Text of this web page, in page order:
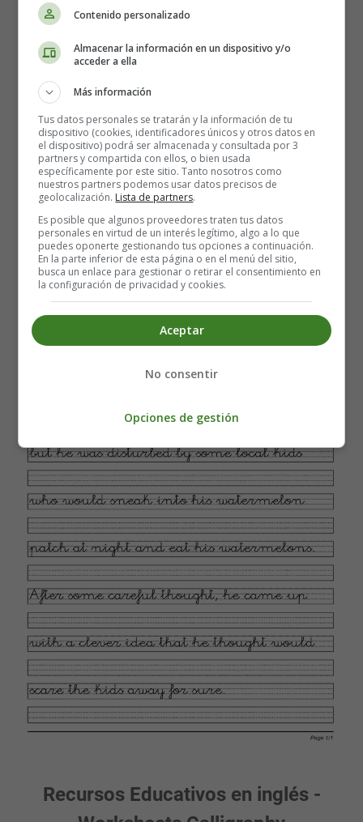
Categoría:Worksheets Calligraphy - Fichas en
Inglés Caligrafía
Publicado: 25 Noviembre 2015
worksheets
fichas infantiles
Calligraphy
caligrafia
Leer más: Worksheets Calligraphy 05 - Fichas Caligrafía
en Inglés
Worksheets Calligraphy 06 - Fichas
Caligrafía en Inglés
Recursos Educativos en inglés -
Contenido personalizado
Almacenar la información en un dispositivo y/o
acceder a ella
Más información
Tus datos personales se tratarán y la información de tu
dispositivo (cookies, identificadores únicos y otros datos en
el dispositivo) podrá ser almacenada y consultada por 3
partners y compartida con ellos, o bien usada
específicamente por este sitio. Tanto nosotros como
nuestros partners podemos usar datos precisos de
geolocalización. Lista de partners.
Es posible que algunos proveedores traten tus datos
personales en virtud de un interés legítimo, algo a lo que
puedes oponerte gestionando tus opciones a continuación.
En la parte inferior de esta página o en el menú del sitio,
busca un enlace para gestionar o retirar el consentimiento en
la configuración de privacidad y cookies.
Aceptar
No consentir
Opciones de gestión